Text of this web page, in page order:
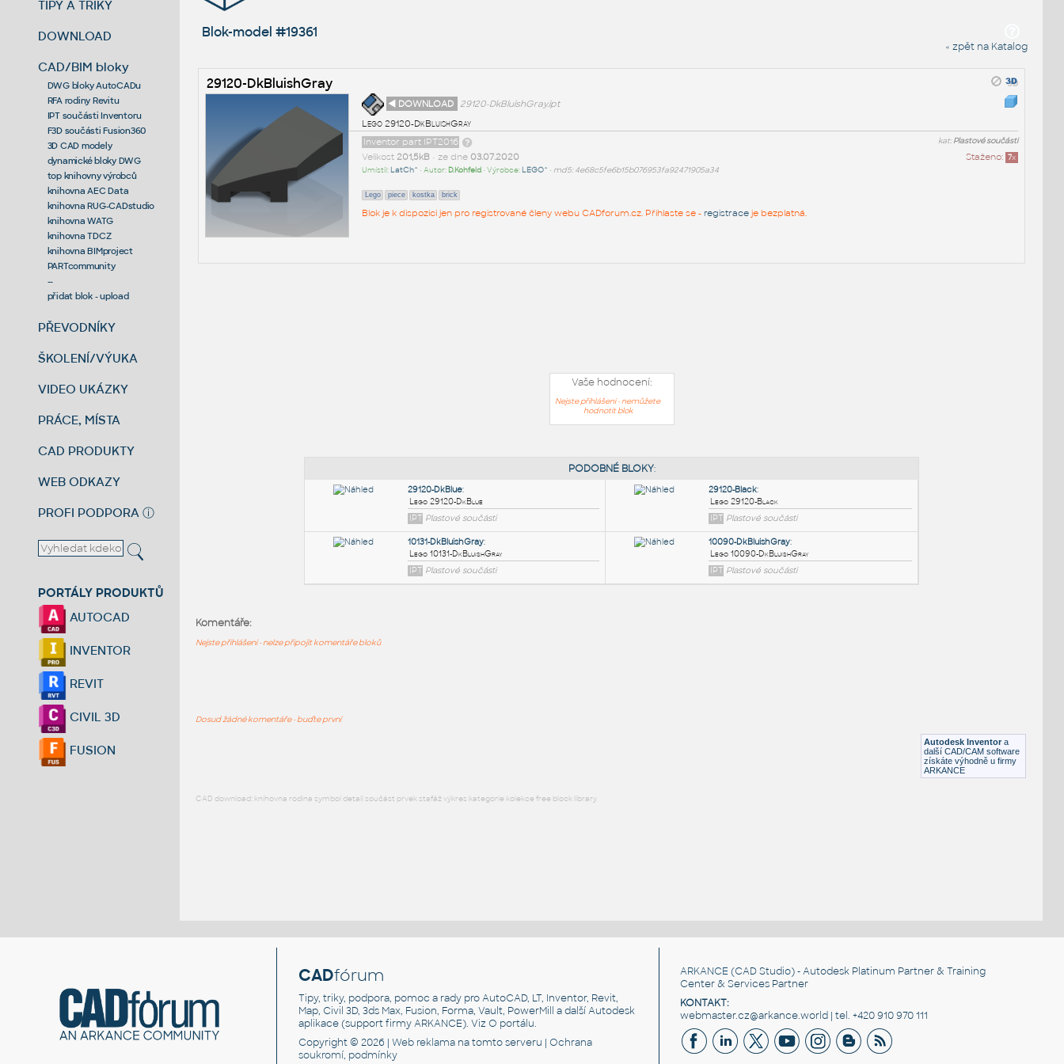
TIPY A TRIKY
DOWNLOAD
CAD/BIM bloky
DWG bloky AutoCADu
RFA rodiny Revitu
IPT součásti Inventoru
F3D součásti Fusion360
3D CAD modely
dynamické bloky DWG
top knihovny výrobců
knihovna AEC Data
knihovna RUG-CADstudio
knihovna WATG
knihovna TDCZ
knihovna BIMproject
PARTcommunity
--
přidat blok - upload
PŘEVODNÍKY
ŠKOLENÍ/VÝUKA
VIDEO UKÁZKY
PRÁCE, MÍSTA
CAD PRODUKTY
WEB ODKAZY
PROFI PODPORA ⓘ
PORTÁLY PRODUKTŮ
AUTOCAD
INVENTOR
REVIT
CIVIL 3D
FUSION
Blok-model #19361
« zpět na Katalog
29120-DkBluishGray
◄ DOWNLOAD
29120-DkBluishGray.ipt
Lego 29120-DkBluishGray
kat:Plastové součásti
Inventor part IPT2016
Staženo: 7x
Velikost 201,5kB• ze dne 03.07.2020
Umístil: LatCh^ • Autor: D.Kohfeld• Výrobce: LEGO^ • md5: 4e68c5fe6b15b076953fa92471905a34
Lego piece kostka brick
Blok je k dispozici jen pro registrované členy webu CADforum.cz. Přihlaste se - registraceje bezplatná.
Vaše hodnocení:
Nejste přihlášeni - nemůžete
hodnotit blok
Plastové součásti
Autodesk Inventor a
další CAD/CAM software
získáte výhodně u firmy
ARKANCE
Komentáře:
Nejste přihlášeni - nelze připojit komentáře bloků
Dosud žádné komentáře - buďte první
CAD download: knihovna rodina symbol detail součást prvek stafáž výkres kategorie kolekce free block library
CADfórum
Tipy, triky, podpora, pomoc a rady pro AutoCAD, LT, Inventor, Revit,
Map, Civil 3D, 3ds Max, Fusion, Forma, Vault, PowerMill a další Autodesk
aplikace (support firmy ARKANCE). VizO portálu.
Copyright © 2026 |Web reklama na tomto serveru |Ochrana
soukromí, podmínky
ARKANCE (CAD Studio) - Autodesk Platinum Partner & Training
Center & Services Partner
KONTAKT:
webmaster.cz@arkance.world | tel. +420 910 970 111